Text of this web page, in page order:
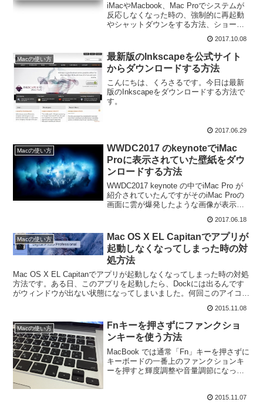
iMacやMacbook、Mac Proでシステムが
反応しなくなった時の、強制的に再起動
やシャットダウンをする方法、ショート
2017.10.08
Macの使い方
最新版のInkscapeを公式サイト
からダウンロードする方法
こんにちは、くろさるです。今日は最新
版のInkscapeをダウンロードする方法で
す。
2017.06.29
Macの使い方
WWDC2017 のkeynoteでiMac
Proに表示されていた壁紙をダウ
ンロードする方法
WWDC2017 keynote の中でiMac Pro が
紹介されていたんですがそのiMac Proの
画面に雲が爆発したような画像が表示さ
2017.06.18
Macの使い方
Mac OS X EL Capitanでアプリが
起動しなくなってしまった時の対
処方法
Mac OS X EL Capitanでアプリが起動しなくなってしまった時の対処
方法です。ある日、このアプリを起動したら、Dockには出るんです
がウィンドウが出ない状態になってしまいました。何回このアイコン
2015.11.08
Macの使い方
Fnキーを押さずにファンクショ
ンキーを使う方法
MacBook では通常「Fn」キーを押さずに
キーボードの一番上のファンクションキ
ーを押すと輝度調整や音量調節になって
2015.11.07